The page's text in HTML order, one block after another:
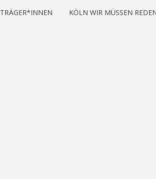
KÖLN WIR MÜSSEN